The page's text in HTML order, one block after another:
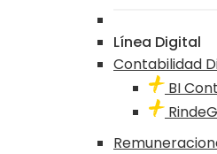
Línea Digital
Contabilidad
BI